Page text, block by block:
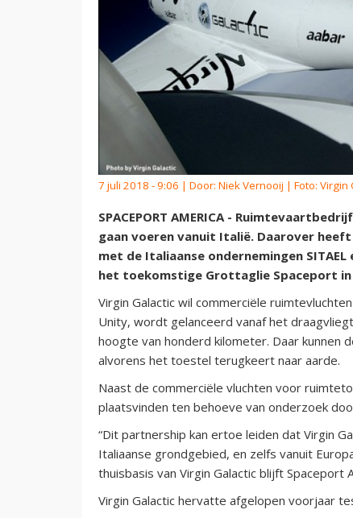
7 juli 2018 - 9:06 | Door: Niek Vernooij | Foto: Virgin
SPACEPORT AMERICA -
gaan voeren vanuit Italië. Daarover
met de Italiaanse ondernemingen
het toekomstige Grottaglie Spaceport
Virgin Galactic wil commerciële
Unity, wordt gelanceerd vanaf het
hoogte van honderd kilometer. Daar kunnen
alvorens het toestel terugkeert naar aarde.
Naast de commerciële vluchten voor
plaatsvinden ten behoeve van onderzoek
“Dit partnership kan ertoe leiden dat Virgin
Italiaanse grondgebied, en zelfs vanuit
thuisbasis van Virgin Galactic blijft Spaceport
Virgin Galactic hervatte afgelopen voorjaar